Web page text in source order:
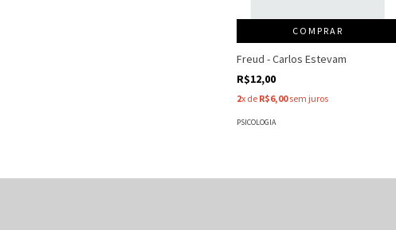
COMPRAR
Freud - Carlos Estevam
R$12,00
2x de R$6,00sem juros
PSICOLOGIA